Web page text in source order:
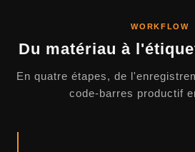
WORKFLOW
Du matériau à
En quatre étapes, de
code-barres productif